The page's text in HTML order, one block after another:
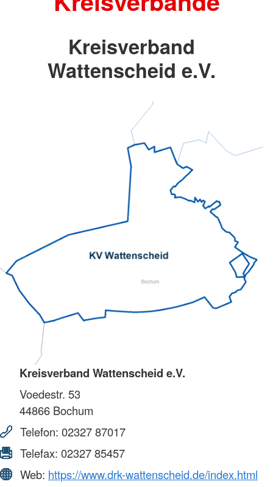
Kreisverband
Wattenscheid e.V.
Kreisverband Wattenscheid e.V.
Voedestr. 53
44866 Bochum
Telefon: 02327 87017
Telefax: 02327 85457
Web: https://www.drk-wattenscheid.de/index.html